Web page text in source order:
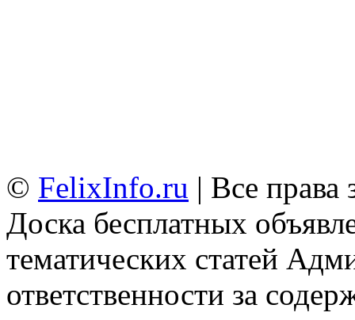
© FelixInfo.ru | Все
Доска бесплатных
тематических статей
ответственности за